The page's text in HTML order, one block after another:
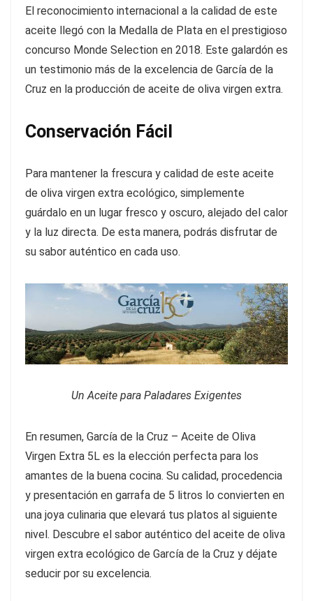
El reconocimiento internacional a la calidad de este
aceite llegó con la Medalla de Plata en el prestigioso
concurso Monde Selection en 2018. Este galardón es
un testimonio más de la excelencia de García de la
Cruz en la producción de aceite de oliva virgen extra.
Conservación Fácil
Para mantener la frescura y calidad de este aceite
de oliva virgen extra ecológico, simplemente
guárdalo en un lugar fresco y oscuro, alejado del calor
y la luz directa. De esta manera, podrás disfrutar de
su sabor auténtico en cada uso.
Un Aceite para Paladares Exigentes
En resumen, García de la Cruz – Aceite de Oliva
Virgen Extra 5L es la elección perfecta para los
amantes de la buena cocina. Su calidad, procedencia
y presentación en garrafa de 5 litros lo convierten en
una joya culinaria que elevará tus platos al siguiente
nivel. Descubre el sabor auténtico del aceite de oliva
virgen extra ecológico de García de la Cruz y déjate
seducir por su excelencia.